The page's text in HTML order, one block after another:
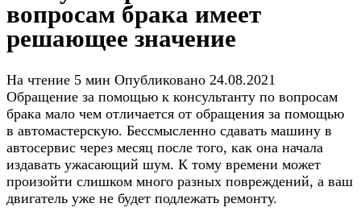
вопросам брака имеет
решающее значение
На чтение 5 мин Опубликовано 24.08.2021
Обращение за помощью к консультанту по вопросам
брака мало чем отличается от обращения за помощью
в автомастерскую. Бессмысленно сдавать машину в
автосервис через месяц после того, как она начала
издавать ужасающий шум. К тому времени может
произойти слишком много разных повреждений, а ваш
двигатель уже не будет подлежать ремонту.